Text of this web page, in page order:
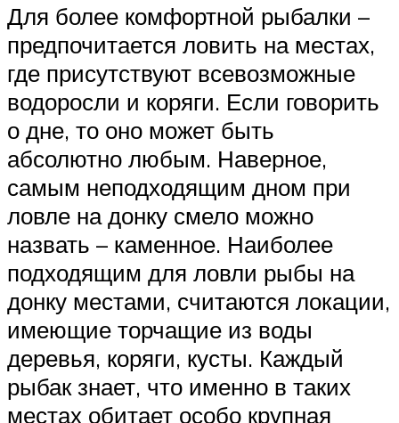
Для более комфортной рыбалки –
предпочитается ловить на местах,
где присутствуют всевозможные
водоросли и коряги. Если говорить
о дне, то оно может быть
абсолютно любым. Наверное,
самым неподходящим дном при
ловле на донку смело можно
назвать – каменное. Наиболее
подходящим для ловли рыбы на
донку местами, считаются локации,
имеющие торчащие из воды
деревья, коряги, кусты. Каждый
рыбак знает, что именно в таких
местах обитает особо крупная